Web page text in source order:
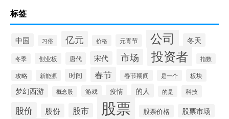
标签
中国 习俗 亿元 价格 元宵节 公司 冬天
冬季 创业板 唐代 宋代 市场 投资者 指数
攻略 新能源 时间 春节 春节期间 是一个 板块
梦幻西游 概念股 游戏 疫情 的人 的是 科技
股价 股份 股市 股票 股票价格 股票市场